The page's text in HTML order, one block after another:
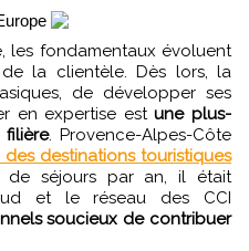
la clientèle. Dès lors, la
de développer ses
en expertise estune plus-
. Provence-Alpes-Côte
des destinations touristiques
de séjours par an, il était
et le réseau des CCI
soucieux de contribuer